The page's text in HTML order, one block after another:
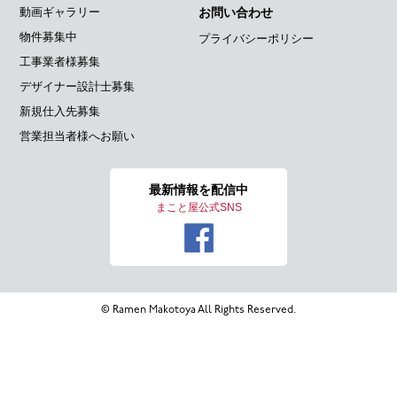
動画ギャラリー
物件募集中
工事業者様募集
デザイナー設計士募集
新規仕入先募集
営業担当者様へお願い
お問い合わせ
プライバシーポリシー
最新情報を配信中
まこと屋公式SNS
© Ramen Makotoya All Rights Reserved.